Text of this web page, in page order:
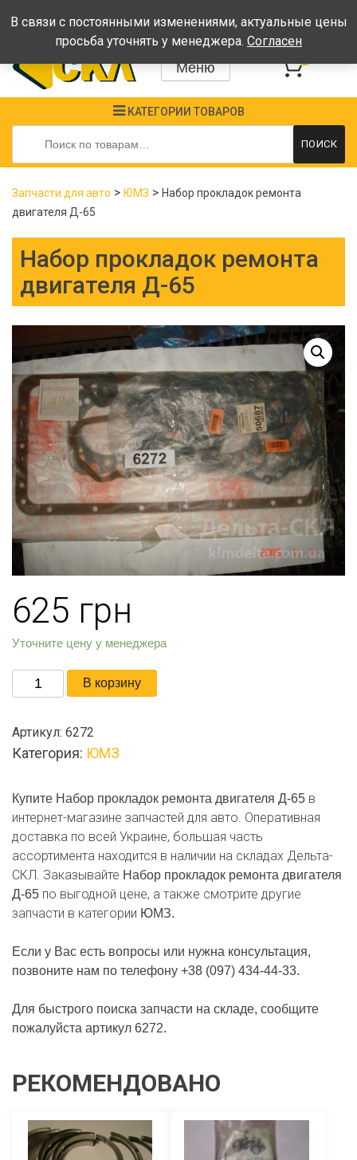
Время работы: Пн-Пт: 08:00-17:00, Сб-Вс - выходные
Меню
КАТЕГОРИИ ТОВАРОВ
Искать:
ПОИСК
Запчасти для авто > ЮМЗ > Набор прокладок ремонта
двигателя Д-65
Набор прокладок ремонта
двигателя Д-65
625 грн
Уточните цену у менеджера
Количество
товара
прокладок
ремонта
Д-65
В корзину
Артикул: 6272
Категория: ЮМЗ
Купите Набор прокладок ремонта двигателя Д-65 в
интернет-магазине запчастей для авто. Оперативная
доставка по всей Украине, большая часть
ассортимента находится в наличии на складах Дельта-
СКЛ. Заказывайте Набор прокладок ремонта двигателя
Д-65 по выгодной цене, а также смотрите другие
запчасти в категории ЮМЗ.
Если у Вас есть вопросы или нужна консультация,
позвоните нам по телефону +38 (097) 434-44-33.
Для быстрого поиска запчасти на складе, сообщите
пожалуйста артикул 6272.
РЕКОМЕНДОВАНО
В связи с постоянными изменениями, актуальные цены
просьба уточнять у менеджера. Согласен